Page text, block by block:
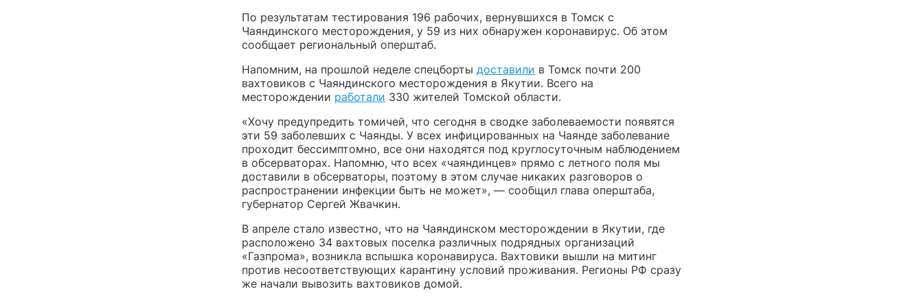
По результатам тестирования 196 рабочих, вернувшихся в Томск с
Чаяндинского месторождения, у 59 из них обнаружен коронавирус. Об этом
сообщает региональный оперштаб.
Напомним, на прошлой неделе спецборты доставили в Томск почти 200
вахтовиков с Чаяндинского месторождения в Якутии. Всего на
месторождении работали 330 жителей Томской области.
«Хочу предупредить томичей, что сегодня в сводке заболеваемости появятся
эти 59 заболевших с Чаянды. У всех инфицированных на Чаянде заболевание
проходит бессимптомно, все они находятся под круглосуточным наблюдением
в обсерваторах. Напомню, что всех «чаяндинцев» прямо с летного поля мы
доставили в обсерваторы, поэтому в этом случае никаких разговоров о
распространении инфекции быть не может», — сообщил глава оперштаба,
губернатор Сергей Жвачкин.
В апреле стало известно, что на Чаяндинском месторождении в Якутии, где
расположено 34 вахтовых поселка различных подрядных организаций
«Газпрома», возникла вспышка коронавируса. Вахтовики вышли на митинг
против несоответствующих карантину условий проживания. Регионы РФ сразу
же начали вывозить вахтовиков домой.